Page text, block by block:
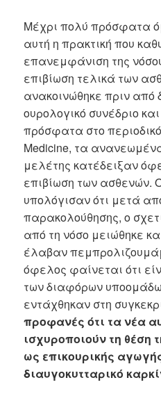
Μέχρι πολύ πρόσφατα
αυτή η πρακτική που
επανεμφάνιση της
επιβίωση τελικά των
ανακοινώθηκε πριν από
ουρολογικό συνέδριο
πρόσφατα στο
Medicine, τα
μελέτης κατέδειξαν
επιβίωση των ασθενών.
υπολόγισαν ότι μετά
παρακολούθησης, ο
από τη νόσο μειώθηκε
έλαβαν
όφελος φαίνεται ότι
των διαφόρων
εντάχθηκαν στη
προφανές ότι τα νέα
ισχυροποιούν τη θέση
ως επικουρικής
διαυγοκυτταρικό